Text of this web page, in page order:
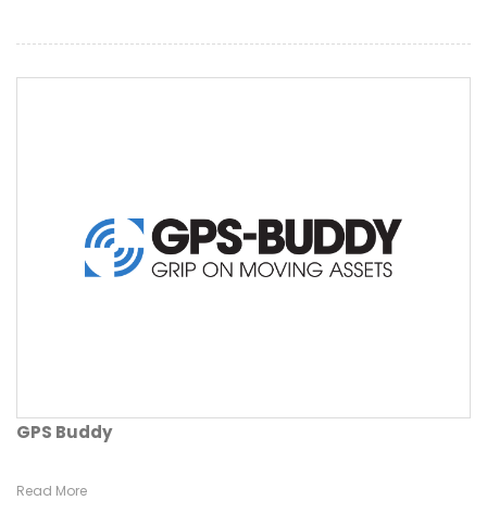
GPS Buddy
Read More